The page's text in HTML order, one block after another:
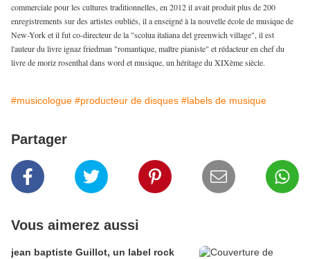
commerciale pour les cultures traditionnelles, en 2012 il avait produit plus de 200
enregistrements sur des artistes oubliés, il a enseigné à la nouvelle école de musique de
New-York et il fut co-directeur de la "scolua italiana del greenwich village", il est
l'auteur du livre ignaz friedman "romantique, maître pianiste" et rédacteur en chef du
livre de moriz rosenthal dans word et musique, un héritage du XIXème siècle.
#musicologue #producteur de disques #labels de musique
Partager
Vous aimerez aussi
jean baptiste Guillot, un label rock